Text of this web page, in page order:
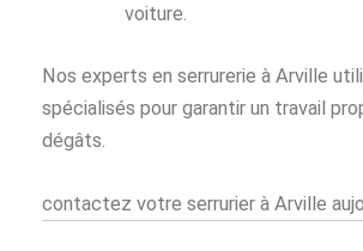
voiture.
Nos experts en serrurerie à Arville
spécialisés pour garantir un travail
dégâts.
contactez votre serrurier à Arville